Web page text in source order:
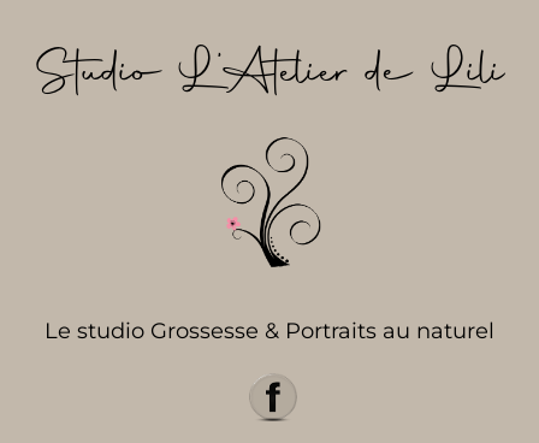
contenu
Studio L’Atelier de Lili
Le studio Grossesse & Portraits au naturel